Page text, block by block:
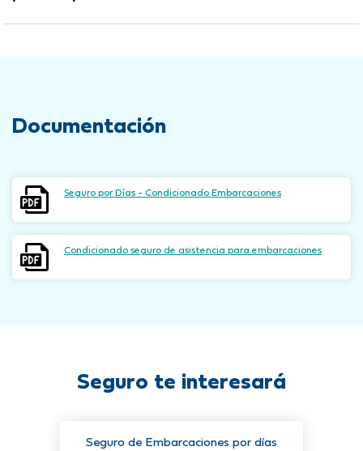
Documentación
Seguro por Días - Condicionado Embarcaciones
Condicionado seguro de asistencia para embarcaciones
Seguro te interesará
Seguro de Embarcaciones por días